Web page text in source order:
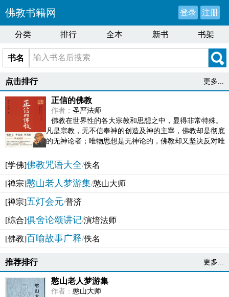
佛教书籍网 登录 注册
分类 排行 全本 新书 书架
书名
点击排行 更多...
正信的佛教
作者： 圣严法师
佛教在世界性的各大宗教和思想之中，显得非常特殊。
凡是宗教，无不信奉神的创造及神的主宰，佛教却是彻底
的无神论者；唯物思想是无神论的，佛教却又坚决反对唯
[学佛]佛教咒语大全/佚名
[禅宗]憨山老人梦游集/憨山大师
[禅宗]五灯会元/普济
[综合]俱舍论颂讲记/演培法师
[佛教]百喻故事广释/佚名
推荐排行 更多...
憨山老人梦游集
作者： 憨山大师